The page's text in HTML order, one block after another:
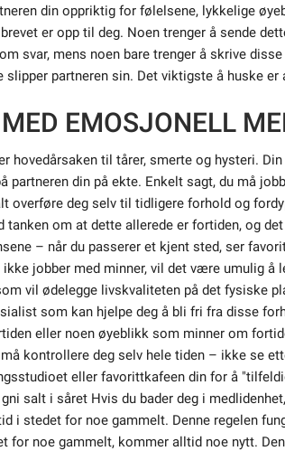
din oppriktig for følelsene, lykkelige
er opp til deg. Noen trenger å sende
svar, mens noen bare trenger å skrive
slipper partneren sin. Det viktigste å huske
EMOSJONELL
hovedårsaken til tårer, smerte og hysteri.
partneren din på ekte. Enkelt sagt, du må
overføre deg selv til tidligere forhold og
tanken om at dette allerede er fortiden, og
– når du passerer et kjent sted, ser
ikke jobber med minner, vil det være umulig å
vil ødelegge livskvaliteten på det fysiske
som kan hjelpe deg å bli fri fra disse
eller noen øyeblikk som minner om
kontrollere deg selv hele tiden – ikke se
eller favorittkafeen din for å
salt i såret Hvis du bader deg i
i stedet for noe gammelt. Denne regelen
for noe gammelt, kommer alltid noe nytt.